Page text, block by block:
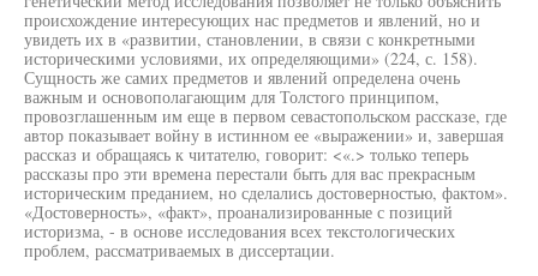
происхождение интересующих нас предметов и явлений, но и
увидеть их в «развитии, становлении, в связи с конкретными
историческими условиями, их определяющими» (224, с. 158).
Сущность же самих предметов и явлений определена очень
важным и основополагающим для Толстого принципом,
провозглашенным им еще в первом севастопольском рассказе, где
автор показывает войну в истинном ее «выражении» и, завершая
рассказ и обращаясь к читателю, говорит: <«.> только теперь
рассказы про эти времена перестали быть для вас прекрасным
историческим преданием, но сделались достоверностью, фактом».
«Достоверность», «факт», проанализированные с позиций
историзма, - в основе исследования всех текстологических
проблем, рассматриваемых в диссертации.